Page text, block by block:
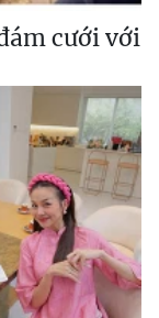
cưới với